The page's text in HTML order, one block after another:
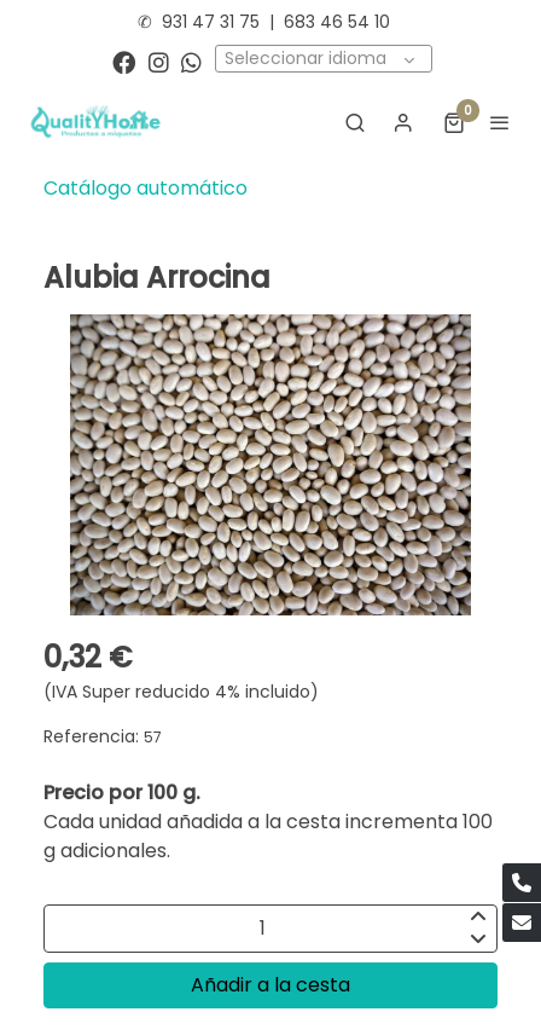
✆ 931 47 31 75 | 683 46 54 10
Seleccionar idioma
0
Catálogo automático
Alubia Arrocina
0,32 €
(IVA Super reducido 4% incluido)
Referencia: 57
Precio por 100 g.
Cada unidad añadida a la cesta incrementa 100
g adicionales.
Añadir a la cesta